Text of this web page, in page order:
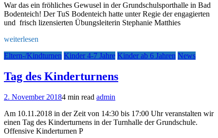
War das ein fröhliches Gewusel in der Grundschulsporthalle in Bad
Bodenteich! Der TuS Bodenteich hatte unter Regie der engagierten
und frisch lizensierten Übungsleiterin Stephanie Matthies
weiterlesen
Eltern-/Kindturnen Kinder 4-7 Jahre Kinder ab 6 Jahren News
Tag des Kinderturnens
2. November 20184 min read admin
Am 10.11.2018 in der Zeit von 14:30 bis 17:00 Uhr veranstalten wir
einen Tag des Kinderturnens in der Turnhalle der Grundschule.
Offensive Kinderturnen P